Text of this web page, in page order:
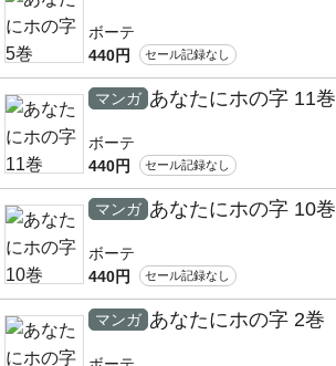
ボーテ
440円
セール記録なし
マンガ あなたにホの字 11巻
ボーテ
440円
セール記録なし
マンガ あなたにホの字 10巻
ボーテ
440円
セール記録なし
マンガ あなたにホの字 2巻